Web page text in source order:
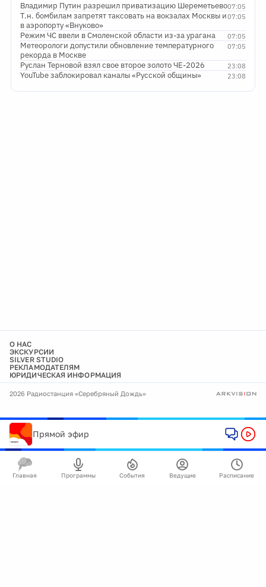
07:05
Владимир Путин разрешил приватизацию Шереметьево
07:05
Т.н. бомбилам запретят таксовать на вокзалах Москвы и
в аэропорту «Внуково»
07:05
Режим ЧС ввели в Смоленской области из-за урагана
07:05
Метеорологи допустили обновление температурного
рекорда в Москве
23:08
Руслан Терновой взял свое второе золото ЧЕ-2026
23:08
YouTube заблокировал каналы «Русской общины»
О НАС
ЭКСКУРСИИ
SILVER STUDIO
РЕКЛАМОДАТЕЛЯМ
ЮРИДИЧЕСКАЯ ИНФОРМАЦИЯ
2026 Радиостанция «Серебряный Дождь»
Прямой эфир
Главная Программы События Ведущие Расписание